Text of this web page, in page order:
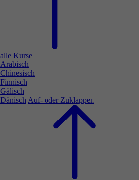
alle Kurse
Arabisch
Chinesisch
Finnisch
Gälisch
Dänisch Auf- oder Zuklappen